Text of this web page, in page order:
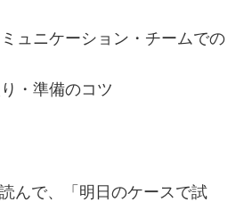
ュニケーション・チームでの
・準備のコツ
んで、「明日のケースで試